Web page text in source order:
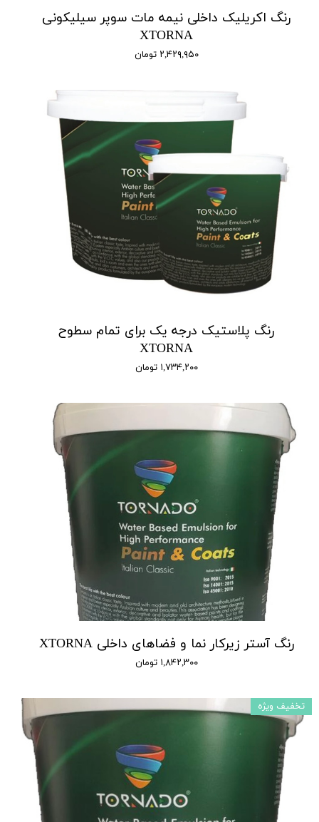
رنگ اکریلیک داخلی نیمه مات سوپر سیلیکونی
XTORNA
۲,۴۲۹,۹۵۰ تومان
رنگ پلاستیک درجه یک برای تمام سطوح
XTORNA
۱,۷۳۴,۲۰۰ تومان
رنگ آستر زیرکار نما و فضاهای داخلی XTORNA
۱,۸۴۲,۳۰۰ تومان
تخفیف ویژه